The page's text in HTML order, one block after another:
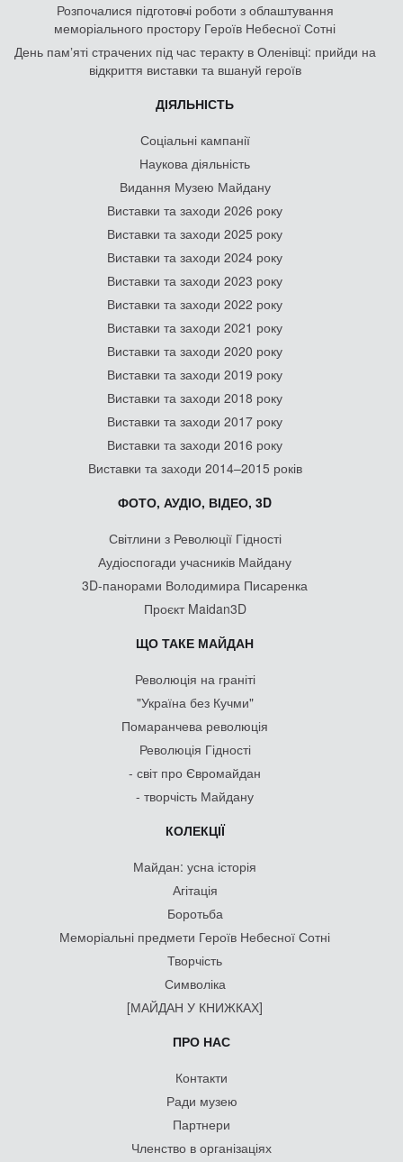
Розпочалися підготовчі роботи з облаштування
меморіального простору Героїв Небесної Сотні
День памʼяті страчених під час теракту в Оленівці: прийди на
відкриття виставки та вшануй героїв
ДІЯЛЬНІСТЬ
Соціальні кампанії
Наукова діяльність
Видання Музею Майдану
Виставки та заходи 2026 року
Виставки та заходи 2025 року
Виставки та заходи 2024 року
Виставки та заходи 2023 року
Виставки та заходи 2022 року
Виставки та заходи 2021 року
Виставки та заходи 2020 року
Виставки та заходи 2019 року
Виставки та заходи 2018 року
Виставки та заходи 2017 року
Виставки та заходи 2016 року
Виставки та заходи 2014–2015 років
ФОТО, АУДІО, ВІДЕО, 3D
Світлини з Революції Гідності
Аудіоспогади учасників Майдану
3D-панорами Володимира Писаренка
Проєкт Maidan3D
ЩО ТАКЕ МАЙДАН
Революція на граніті
"Україна без Кучми"
Помаранчева революція
Революція Гідності
- світ про Євромайдан
- творчість Майдану
КОЛЕКЦІЇ
Майдан: усна історія
Агітація
Боротьба
Меморіальні предмети Героїв Небесної Сотні
Творчість
Символіка
[МАЙДАН У КНИЖКАХ]
ПРО НАС
Контакти
Ради музею
Партнери
Членство в організаціях